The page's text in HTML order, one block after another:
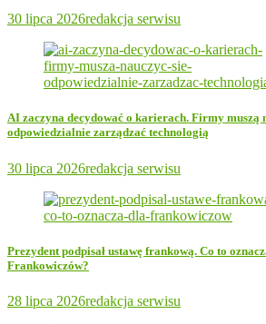
30 lipca 2026redakcja serwisu
AI zaczyna decydować o karierach. Firmy muszą
odpowiedzialnie zarządzać technologią
30 lipca 2026redakcja serwisu
Prezydent podpisał ustawę frankową. Co to
Frankowiczów?
28 lipca 2026redakcja serwisu